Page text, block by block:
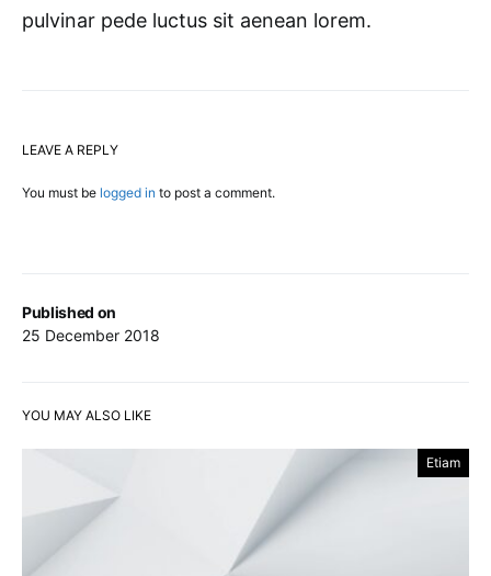
Published on
25 December 2018
pulvinar pede luctus sit aenean lorem.
LEAVE A REPLY
You must be logged in to post a comment.
YOU MAY ALSO LIKE
Etiam